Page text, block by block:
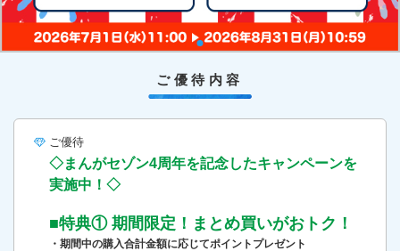
ご優待内容
ご優待
◇まんがセゾン4周年を記念したキャンペーンを
実施中！◇
■特典① 期間限定！まとめ買いがおトク！
・期間中の購入合計金額に応じてポイントプレゼント